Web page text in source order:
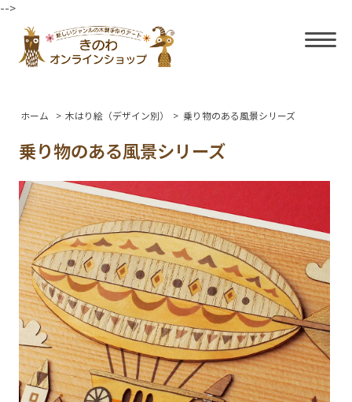
-->
ホーム > 木はり絵（デザイン別） > 乗り物のある風景シリーズ
乗り物のある風景シリーズ